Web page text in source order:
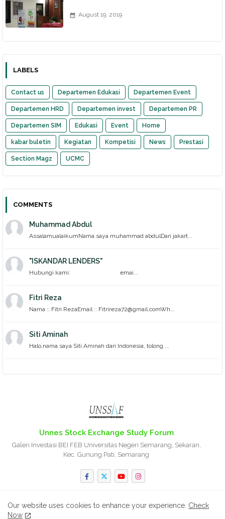
August 19, 2019
LABELS
Contact us Departemen Edukasi Departemen Event
Departemen HRD Departemen invest Departemen PR
Departemen SIM Edukasi Event Home
kabar buletin Kegiatan Kompetisi News Prestasi
Section Magz UCMC
COMMENTS
Muhammad Abdul
AssalamualaikumNama saya muhammad abdulDari jakart...
"ISKANDAR LENDERS"
Hubungi kami: emai...
Fitri Reza
Nama :: Fitri RezaEmail :: Fitrireza72@gmail.comWh...
Siti Aminah
Halo,nama saya Siti Aminah dari Indonesia, tolong ...
Unnes Stock Exchange Study Forum
Galeri Investasi BEI FEB Universitas Negeri Semarang, Sekaran,
Kec. Gunung Pati, Semarang
Our website uses cookies to enhance your experience. Check
Now